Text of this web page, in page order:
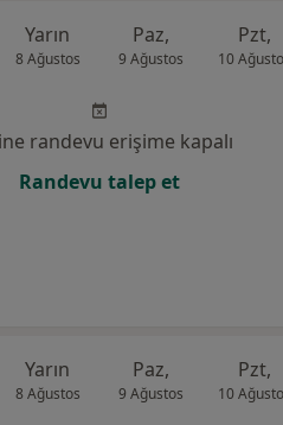
Yarın
8 Ağustos
Paz,
9 Ağustos
Pzt,
10
randevu erişime kapalı
Randevu talep et
Yarın
8 Ağustos
Paz,
9 Ağustos
Pzt,
10